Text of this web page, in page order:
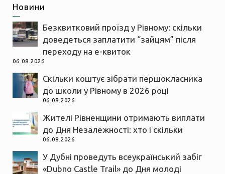
Новини
Безквитковий проїзд у Рівному: скільки
доведеться заплатити “зайцям” після
переходу на е-квиток
06.08.2026
Скільки коштує зібрати першокласника
до школи у Рівному в 2026 році
06.08.2026
Жителі Рівненщини отримають виплати
до Дня Незалежності: хто і скільки
06.08.2026
У Дубні проведуть всеукраїнський забіг
«Dubno Castle Trail» до Дня молоді